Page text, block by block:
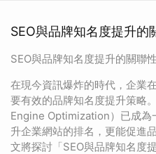
SEO與品牌知名度提升的
SEO與品牌知名度提升的關聯
在現今資訊爆炸的時代，企業
要有效的品牌知名度提升策略
Engine Optimization）已成為
升企業網站的排名，更能促進
文將探討「SEO與品牌知名度